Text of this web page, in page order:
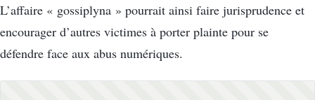
L’affaire « gossiplyna » pourrait ainsi faire jurisprudence et
encourager d’autres victimes à porter plainte pour se
défendre face aux abus numériques.